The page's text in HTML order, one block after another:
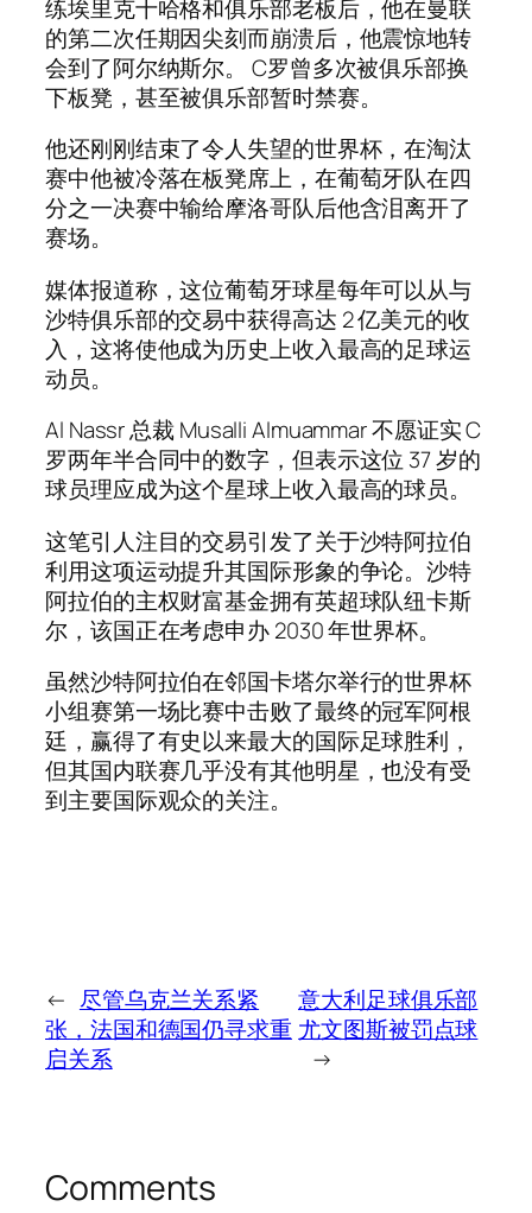
练埃里克十哈格和俱乐部老板后，他在曼联
的第二次任期因尖刻而崩溃后，他震惊地转
会到了阿尔纳斯尔。 C罗曾多次被俱乐部换
下板凳，甚至被俱乐部暂时禁赛。
他还刚刚结束了令人失望的世界杯，在淘汰
赛中他被冷落在板凳席上，在葡萄牙队在四
分之一决赛中输给摩洛哥队后他含泪离开了
赛场。
媒体报道称，这位葡萄牙球星每年可以从与
沙特俱乐部的交易中获得高达 2 亿美元的收
入，这将使他成为历史上收入最高的足球运
动员。
Al Nassr 总裁 Musalli Almuammar 不愿证实 C
罗两年半合同中的数字，但表示这位 37 岁的
球员理应成为这个星球上收入最高的球员。
这笔引人注目的交易引发了关于沙特阿拉伯
利用这项运动提升其国际形象的争论。沙特
阿拉伯的主权财富基金拥有英超球队纽卡斯
尔，该国正在考虑申办 2030 年世界杯。
虽然沙特阿拉伯在邻国卡塔尔举行的世界杯
小组赛第一场比赛中击败了最终的冠军阿根
廷，赢得了有史以来最大的国际足球胜利，
但其国内联赛几乎没有其他明星，也没有受
到主要国际观众的关注。
← 尽管乌克兰关系紧
张，法国和德国仍寻求重
启关系
意大利足球俱乐部
尤文图斯被罚点球
→
Comments